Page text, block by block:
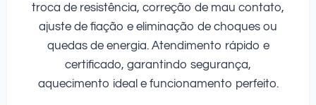
troca de resistência, correção de mau contato,
ajuste de fiação e eliminação de choques ou
quedas de energia. Atendimento rápido e
certificado, garantindo segurança,
aquecimento ideal e funcionamento perfeito.